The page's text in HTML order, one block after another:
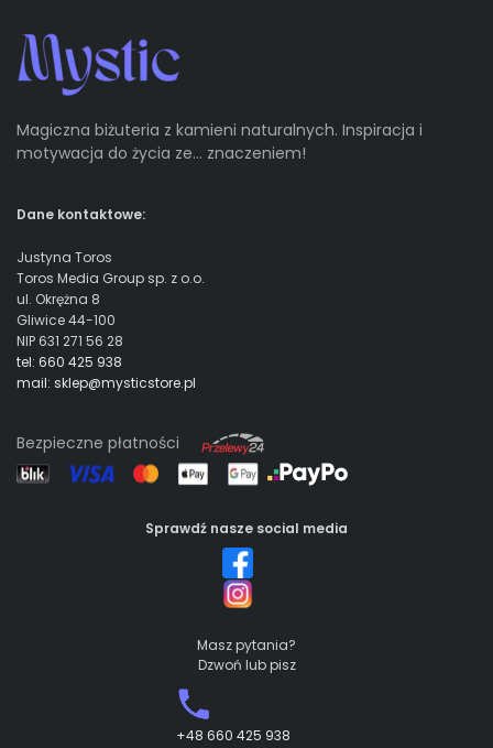
Magiczna biżuteria z kamieni naturalnych. Inspiracja i
motywacja do życia ze… znaczeniem!
Dane kontaktowe:
Justyna Toros
Toros Media Group sp. z o.o.
ul. Okrężna 8
Gliwice 44-100
NIP 631 271 56 28
tel: 660 425 938
mail: sklep@mysticstore.pl
Bezpieczne płatności
Sprawdź nasze social media
Masz pytania?
Dzwoń lub pisz
+48 660 425 938